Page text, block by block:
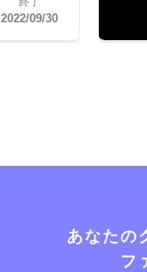
2022/09/30
あなたの
フ